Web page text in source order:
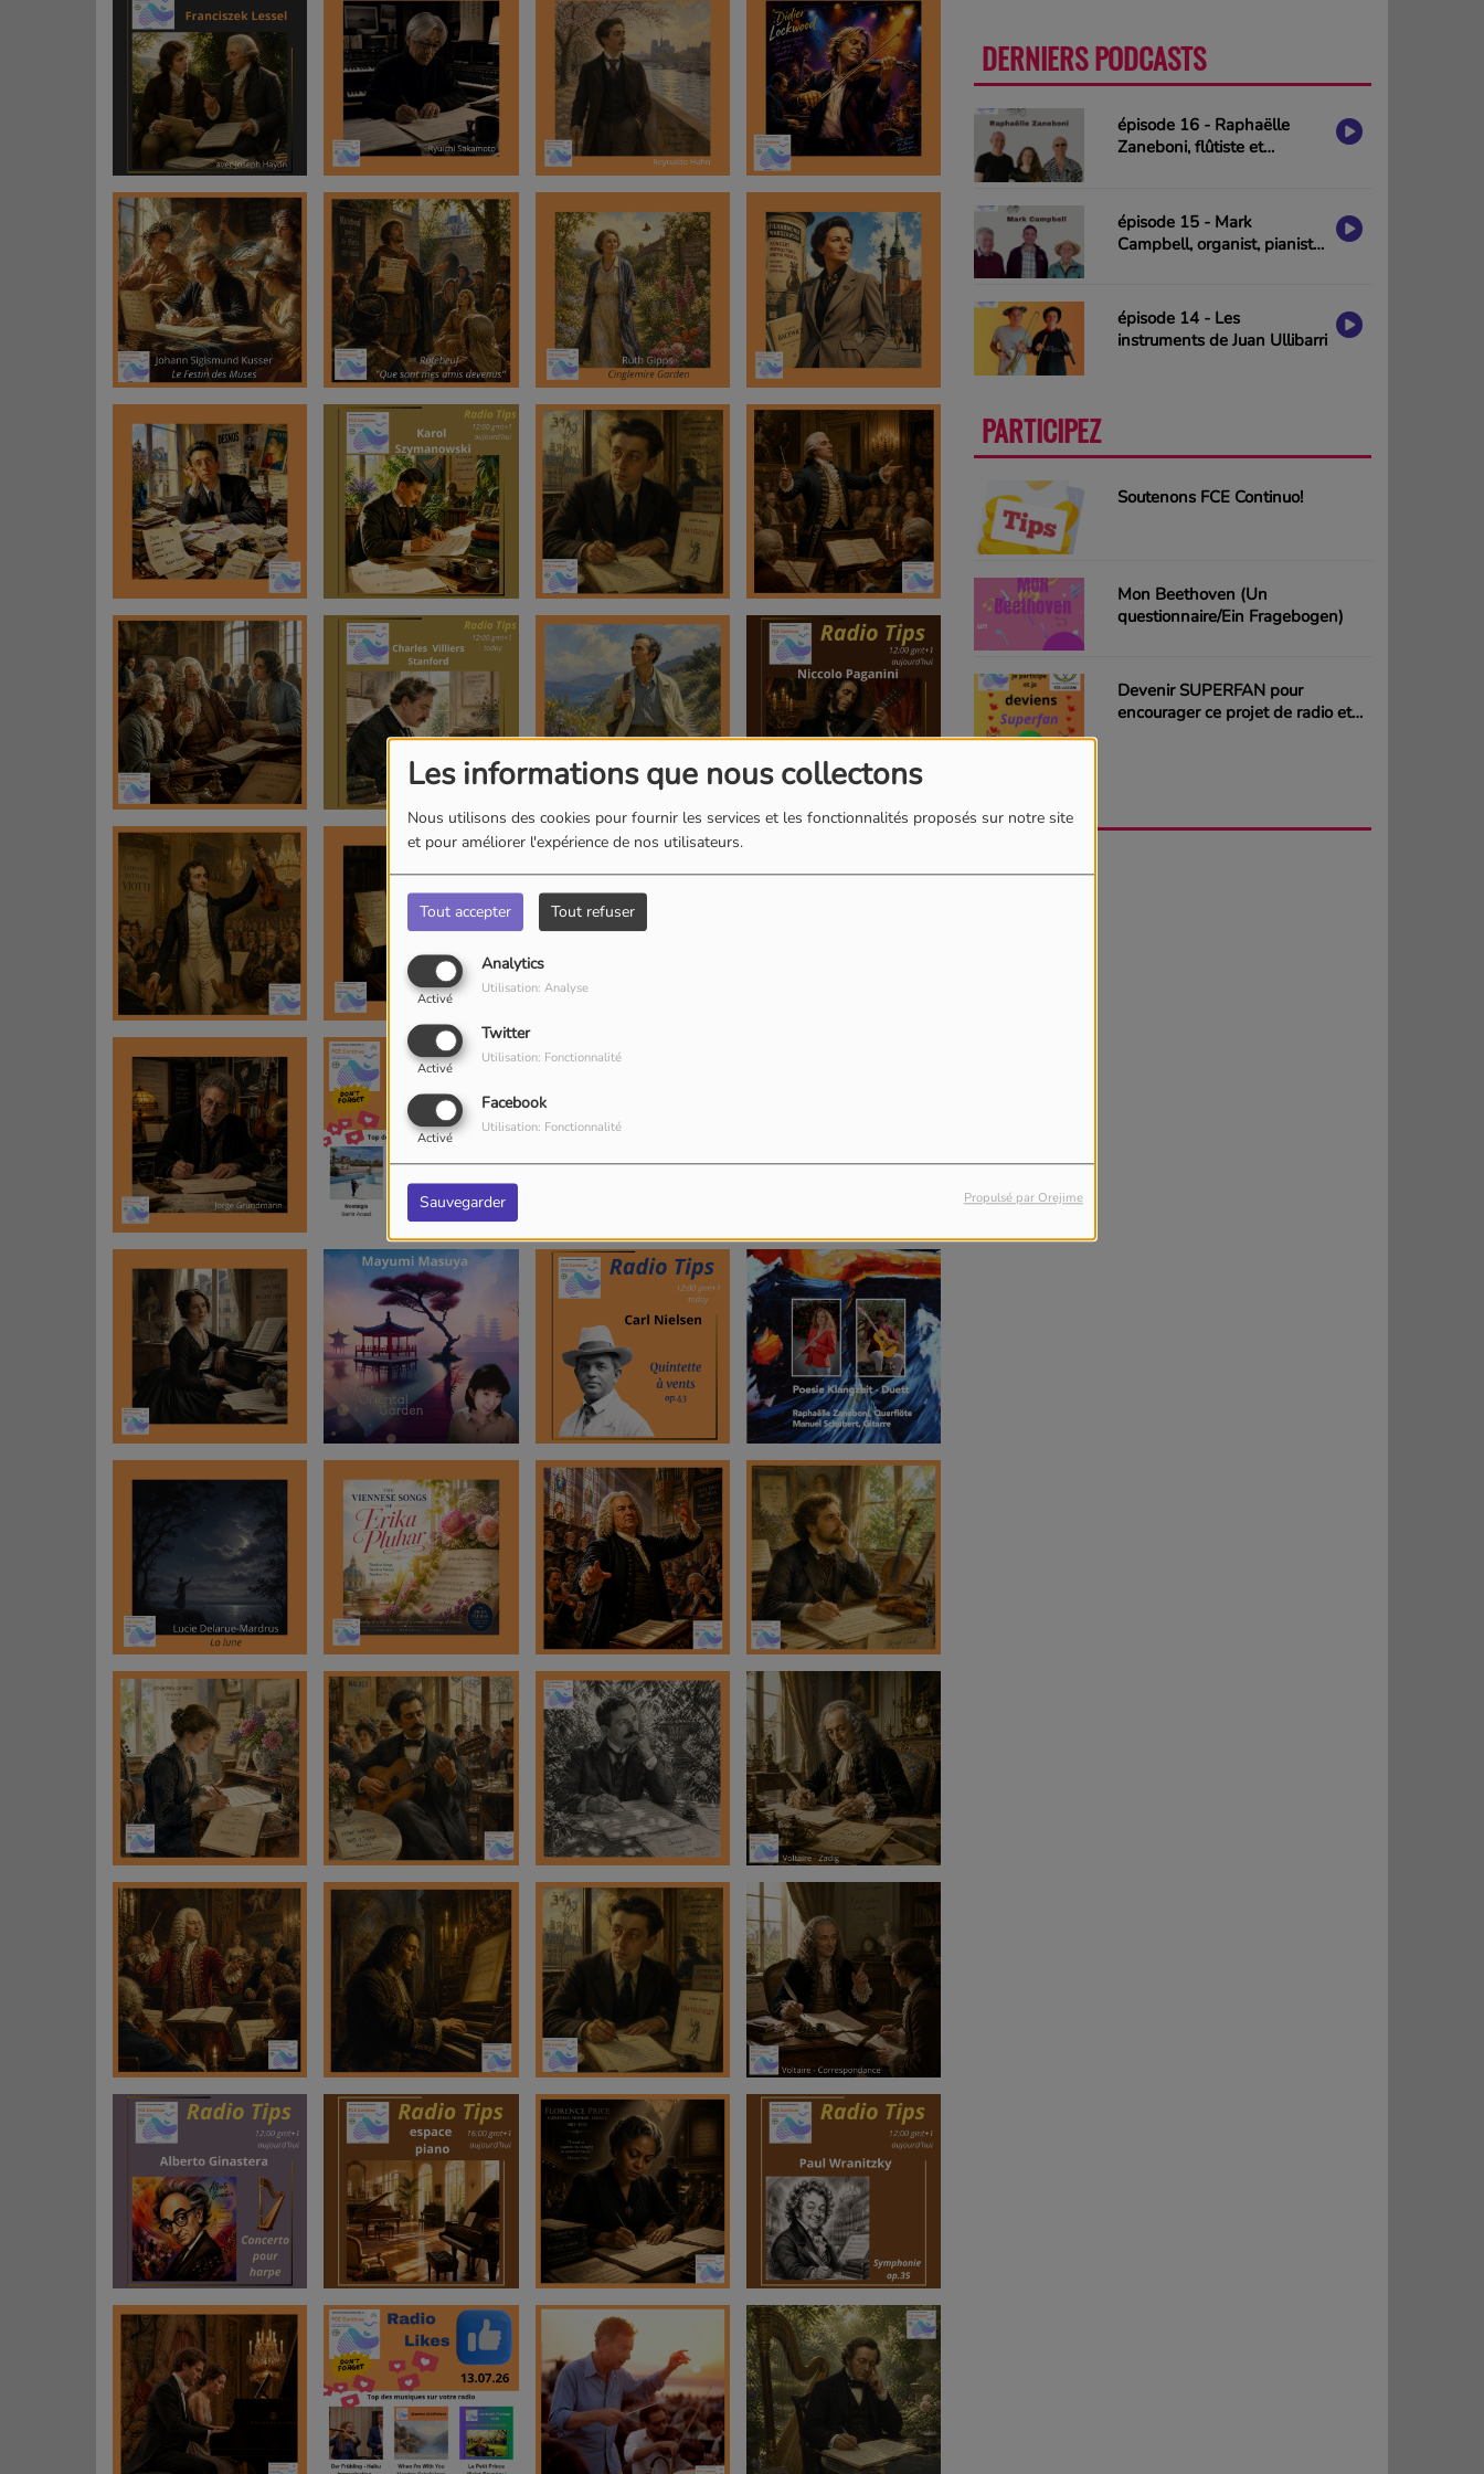
Les informations que nous collectons
Nous utilisons des cookies pour fournir les services et les fonctionnalités proposés sur notre site
et pour améliorer l'expérience de nos utilisateurs.
Tout accepter Tout refuser
Analytics
Activé
Utilisation: Analyse
Twitter
Activé
Utilisation: Fonctionnalité
Facebook
Activé
Utilisation: Fonctionnalité
Sauvegarder Propulsé par Orejime
DERNIERS PODCASTS
épisode 16 - Raphaëlle
Zaneboni, flûtiste et
épisode 15 - Mark
Campbell, organist, pianist
épisode 14 - Les
instruments de Juan Ullibarri
PARTICIPEZ
Soutenons FCE Continuo!
Mon Beethoven (Un
questionnaire/Ein Fragebogen)
Devenir SUPERFAN pour
encourager ce projet de radio et
AGENDA